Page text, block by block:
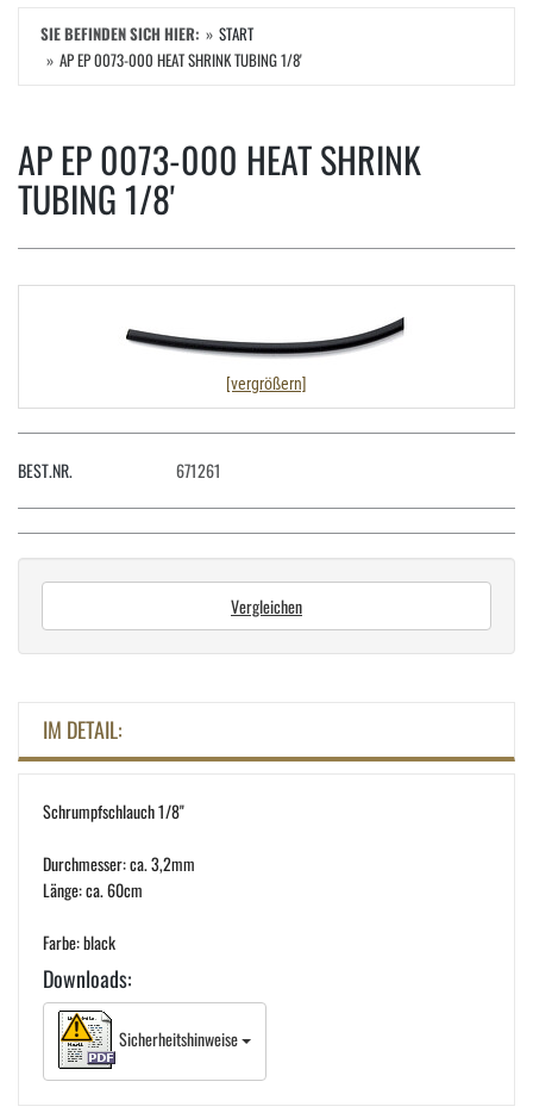
SIE BEFINDEN SICH HIER:
START
AP EP 0073-000 HEAT SHRINK TUBING 1/8'
AP EP 0073-000 HEAT SHRINK
TUBING 1/8'
[vergrößern]
BEST.NR. 671261
Vergleichen
IM DETAIL:
Schrumpfschlauch 1/8"
Durchmesser: ca. 3,2mm
Länge: ca. 60cm
Farbe: black
Downloads:
Sicherheitshinweise